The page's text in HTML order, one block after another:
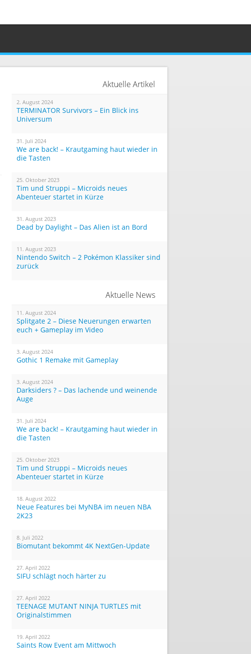
Aktuelle Artikel
2. August 2024
TERMINATOR Survivors – Ein Blick ins
Universum
31. Juli 2024
We are back! – Krautgaming haut wieder in
die Tasten
25. Oktober 2023
Tim und Struppi – Microids neues
Abenteuer startet in Kürze
31. August 2023
Dead by Daylight – Das Alien ist an Bord
11. August 2023
Nintendo Switch – 2 Pokémon Klassiker sind
zurück
Aktuelle News
11. August 2024
Splitgate 2 – Diese Neuerungen erwarten
euch + Gameplay im Video
3. August 2024
Gothic 1 Remake mit Gameplay
3. August 2024
Darksiders ? – Das lachende und weinende
Auge
31. Juli 2024
We are back! – Krautgaming haut wieder in
die Tasten
25. Oktober 2023
Tim und Struppi – Microids neues
Abenteuer startet in Kürze
18. August 2022
Neue Features bei MyNBA im neuen NBA
2K23
8. Juli 2022
Biomutant bekommt 4K NextGen-Update
27. April 2022
SIFU schlägt noch härter zu
27. April 2022
TEENAGE MUTANT NINJA TURTLES mit
Originalstimmen
19. April 2022
Saints Row Event am Mittwoch